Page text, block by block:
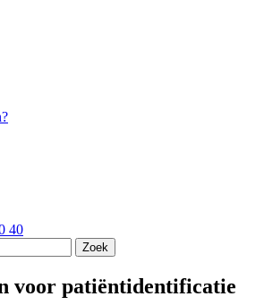
40
voor patiëntidentificatie